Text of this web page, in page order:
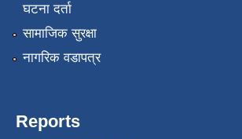
घटना दर्ता
सामाजिक सुरक्षा
नागरिक वडापत्र
Reports